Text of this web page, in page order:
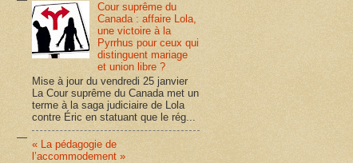
Cour suprême du
Canada : affaire Lola,
une victoire à la
Pyrrhus pour ceux qui
distinguent mariage
et union libre ?
Mise à jour du vendredi 25 janvier
La Cour suprême du Canada met un
terme à la saga judiciaire de Lola
contre Éric en statuant que le rég...
« La pédagogie de
l’accommodement »